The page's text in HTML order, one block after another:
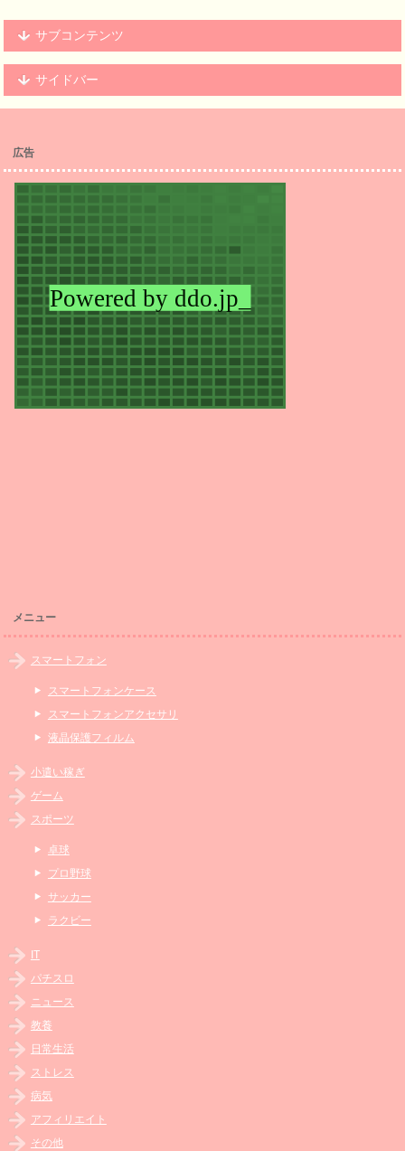
サブコンテンツ
サイドバー
広告
メニュー
スマートフォン
スマートフォンケース
スマートフォンアクセサリ
液晶保護フィルム
小遣い稼ぎ
ゲーム
スポーツ
卓球
プロ野球
サッカー
ラクビー
IT
パチスロ
ニュース
教養
日常生活
ストレス
病気
アフィリエイト
その他